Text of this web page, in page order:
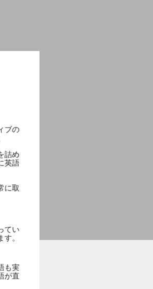
ブの
詰め
英語
に取
てい
。
も実
が直